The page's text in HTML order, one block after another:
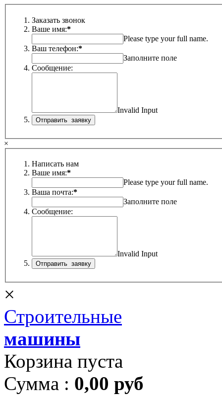
Заказать звонок
Ваше имя:*
Please type your full name.
Ваш телефон:*
Заполните поле
Сообщение:
Invalid Input
×
Написать нам
Ваше имя:*
Please type your full name.
Ваша почта:*
Заполните поле
Сообщение:
Invalid Input
×
Строительные
машины
Корзина пуста
Сумма : 0,00 руб